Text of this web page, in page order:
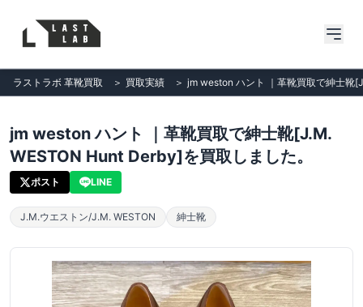
ラストラボ 革靴買取 ＞ 買取実績 ＞ jm weston ハント ｜革靴買取で紳士靴
jm weston ハント ｜革靴買取で紳士靴[J.M.
WESTON Hunt Derby]を買取しました。
ポスト LINE
J.M.ウエストン/J.M. WESTON 紳士靴